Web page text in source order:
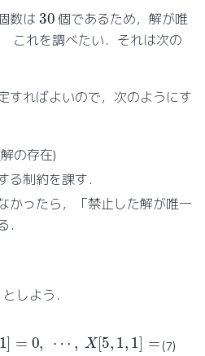
数は 30個であるため，解が唯
これを調べたい．それは次の
すればよいので，次のようにす
の存在)
制約を課す．
かったら，「禁止した解が唯一
としよう．
(7)
,⋯, X[ =1,⋯, X[9,9,9]